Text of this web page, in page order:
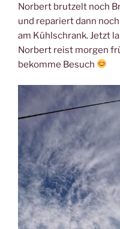
Norbert brutzelt noch
und repariert dann
am Kühlschrank. Jetzt
Norbert reist morgen
bekomme Besuch